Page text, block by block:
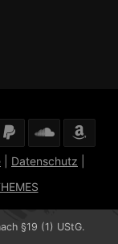
Datenschutz
§19 (1) UStG.